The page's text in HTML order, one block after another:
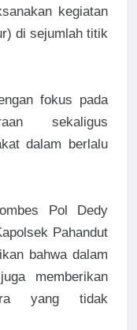
kegiatan
di sejumlah titik
fokus pada
sekaligus
dalam berlalu
Pol Dedy
Pahandut
bahwa dalam
memberikan
yang tidak